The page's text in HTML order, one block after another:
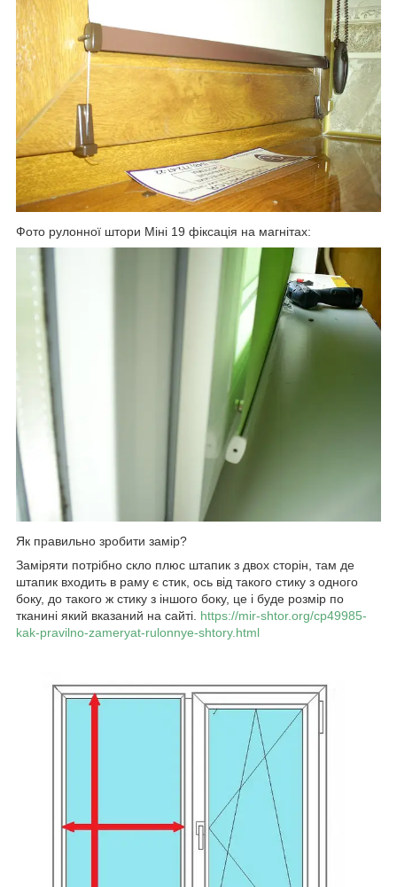
Фото рулонної штори Міні 19 фіксація на магнітах:
Як правильно зробити замір?
Заміряти потрібно скло плюс штапик з двох сторін, там де
штапик входить в раму є стик, ось від такого стику з одного
боку, до такого ж стику з іншого боку, це і буде розмір по
тканині який вказаний на сайті. https://mir-shtor.org/cp49985-
kak-pravilno-zameryat-rulonnye-shtory.html